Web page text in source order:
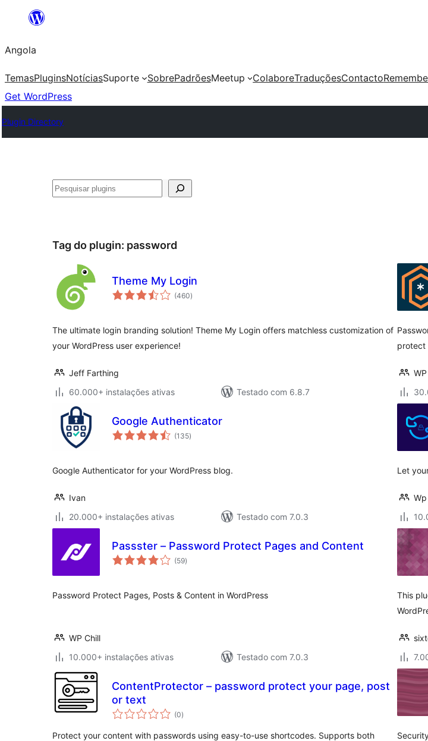
Saltar
o
conteúdo
Angola
TemasPluginsNotíciasSuporte SobrePadrõesMeetup ColaboreTraduçõesContacto
Get WordPress
Plugin Directory
Pesquisar
Tag do plugin: password
Theme My Login
(460avaliações
totais
)
The ultimate login branding solution! Theme My Login offers matchless customization of
your WordPress user experience!
Jeff Farthing
60.000+ instalações ativas
Testado com 6.8.7
protect
Google Authenticator
(135avaliações
totais
)
Google Authenticator for your WordPress blog.
Ivan
20.000+ instalações ativas
Testado com 7.0.3
Let
Passster – Password Protect Pages and Content
(59avaliações
totais
)
Password Protect Pages, Posts & Content in WordPress
WP Chill
10.000+ instalações ativas
Testado com 7.0.3
This
ContentProtector – password protect your page, post
or text
(0avaliações
totais
)
Protect your content with passwords using easy-to-use shortcodes. Supports both